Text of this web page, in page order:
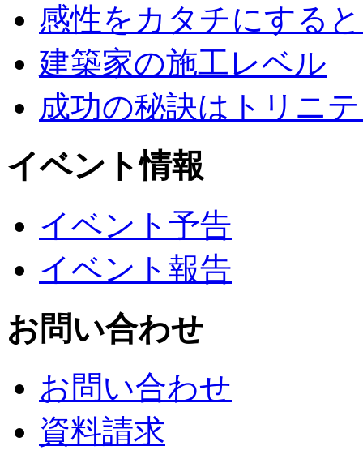
感性をカタチにする
建築家の施工レベル
成功の秘訣はトリニ
イベント情報
イベント予告
イベント報告
お問い合わせ
お問い合わせ
資料請求